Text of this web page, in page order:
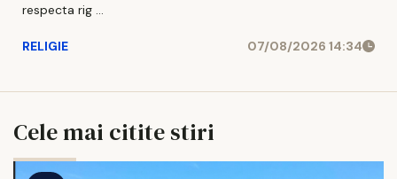
respecta rig ...
RELIGIE 07/08/2026 14:34
Cele mai citite stiri